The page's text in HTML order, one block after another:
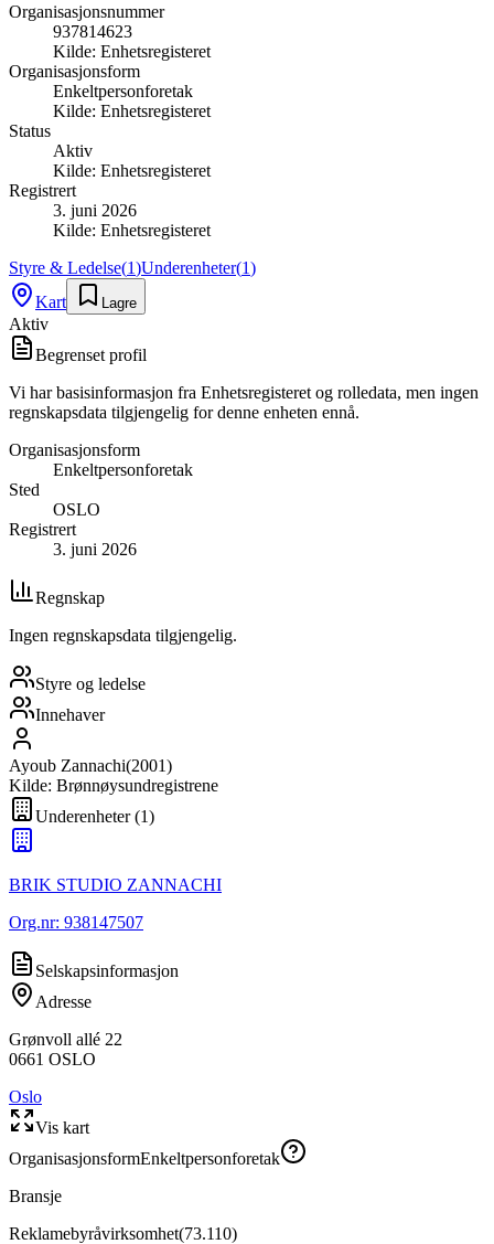
Organisasjonsnummer
937814623
Kilde: Enhetsregisteret
Organisasjonsform
Enkeltpersonforetak
Kilde: Enhetsregisteret
Status
Aktiv
Kilde: Enhetsregisteret
Registrert
3. juni 2026
Kilde: Enhetsregisteret
Styre & Ledelse(1)Underenheter(1)
Kart
Lagre
Aktiv
Begrenset profil
Vi har basisinformasjon fra Enhetsregisteret og rolledata, men ingen
regnskapsdata tilgjengelig for denne enheten ennå.
Organisasjonsform
Enkeltpersonforetak
Sted
OSLO
Registrert
3. juni 2026
Regnskap
Ingen regnskapsdata tilgjengelig.
Styre og ledelse
Innehaver
Ayoub Zannachi(2001)
Kilde: Brønnøysundregistrene
Underenheter(1)
BRIK STUDIO ZANNACHI
Org.nr: 938147507
Selskapsinformasjon
Adresse
Grønvoll allé 22
0661 OSLO
Oslo
Vis kart
OrganisasjonsformEnkeltpersonforetak
Bransje
Reklamebyråvirksomhet(73.110)